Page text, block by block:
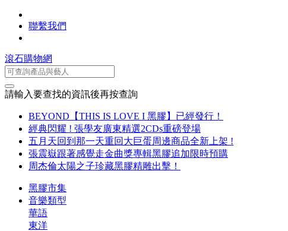
聯繫我們
滾石購物網
請輸入要查找的資訊後再按查詢
BEYOND【THIS IS LOVE I 黑膠】已經發行！
經典閃耀 ! 張學友廣東精選2CDs重磅登場
五月天回到那一天重回大巨蛋周邊商品全新上架 !
張震嶽跟著感覺走金曲獎專輯黑膠追加限時預購
周杰倫太陽之子珍藏黑膠精雕出擊！
黑膠市集
音樂類型
華語
東洋